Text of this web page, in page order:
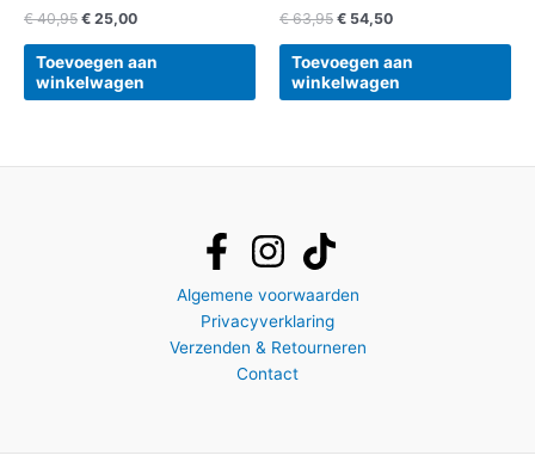
€40,95 € 25,00
Toevoegen aan
winkelwagen
€63,95 € 54,50
Toevoegen aan
winkelwagen
Algemene voorwaarden
Privacyverklaring
Verzenden & Retourneren
Contact